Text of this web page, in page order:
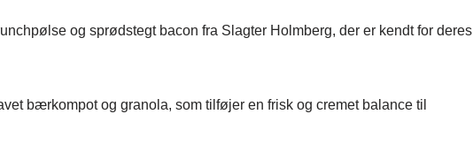
og sprødstegt bacon fra Slagter Holmberg, der er kendt for deres
bærkompot og granola, som tilføjer en frisk og cremet balance til